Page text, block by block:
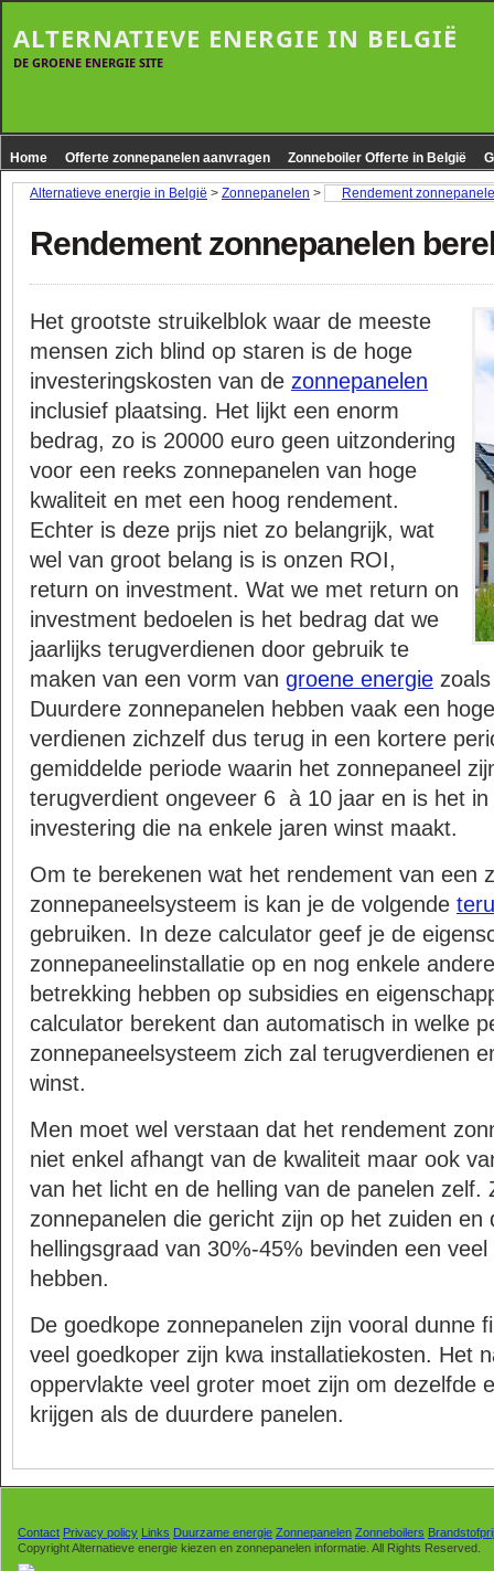
ALTERNATIEVE ENERGIE IN BELGIË
DE GROENE ENERGIE SITE
Home Offerte zonnepanelen aanvragen Zonneboiler Offerte in België
Alternatieve energie in België > Zonnepanelen > Rendement
Rendement zonnepanelen
Het grootste struikelblok waar de meeste
mensen zich blind op staren is de hoge
investeringskosten van de zonnepanelen
inclusief plaatsing. Het lijkt een enorm
bedrag, zo is 20000 euro geen uitzondering
voor een reeks zonnepanelen van hoge
kwaliteit en met een hoog rendement.
Echter is deze prijs niet zo belangrijk, wat
wel van groot belang is is onzen ROI,
return on investment. Wat we met return on
investment bedoelen is het bedrag dat we
jaarlijks terugverdienen door gebruik te
maken van een vorm van groene energie
Duurdere zonnepanelen hebben vaak een
verdienen zichzelf dus terug in een kortere
gemiddelde periode waarin het zonnepaneel
terugverdient ongeveer 6 à 10 jaar en is het
investering die na enkele jaren winst maakt.
Om te berekenen wat het rendement van een
zonnepaneelsysteem is kan je de volgende
gebruiken. In deze calculator geef je de
zonnepaneelinstallatie op en nog enkele
betrekking hebben op subsidies en
calculator berekent dan automatisch in welke
zonnepaneelsysteem zich zal terugverdienen
winst.
Men moet wel verstaan dat het rendement
niet enkel afhangt van de kwaliteit maar ook
van het licht en de helling van de panelen zelf.
zonnepanelen die gericht zijn op het zuiden en
hellingsgraad van 30%-45% bevinden een
hebben.
De goedkope zonnepanelen zijn vooral dunne
veel goedkoper zijn kwa installatiekosten. Het
oppervlakte veel groter moet zijn om dezelfde
krijgen als de duurdere panelen.
Contact Privacy policy Links Duurzame energie Zonnepanelen Zonneboilers
Copyright Alternatieve energie kiezen en zonnepanelen informatie. All Rights Reserved.